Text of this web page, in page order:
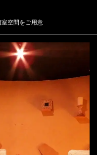
空間をご用意